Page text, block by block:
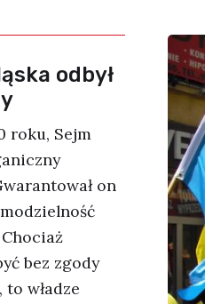
odbył
roku, Sejm
on
bez zgody
to władze